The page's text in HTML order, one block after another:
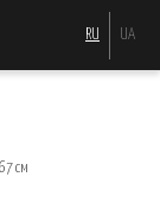
RU UA
см